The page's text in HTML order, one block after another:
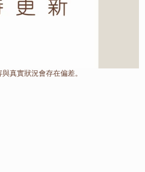
真實狀況會存在偏差。